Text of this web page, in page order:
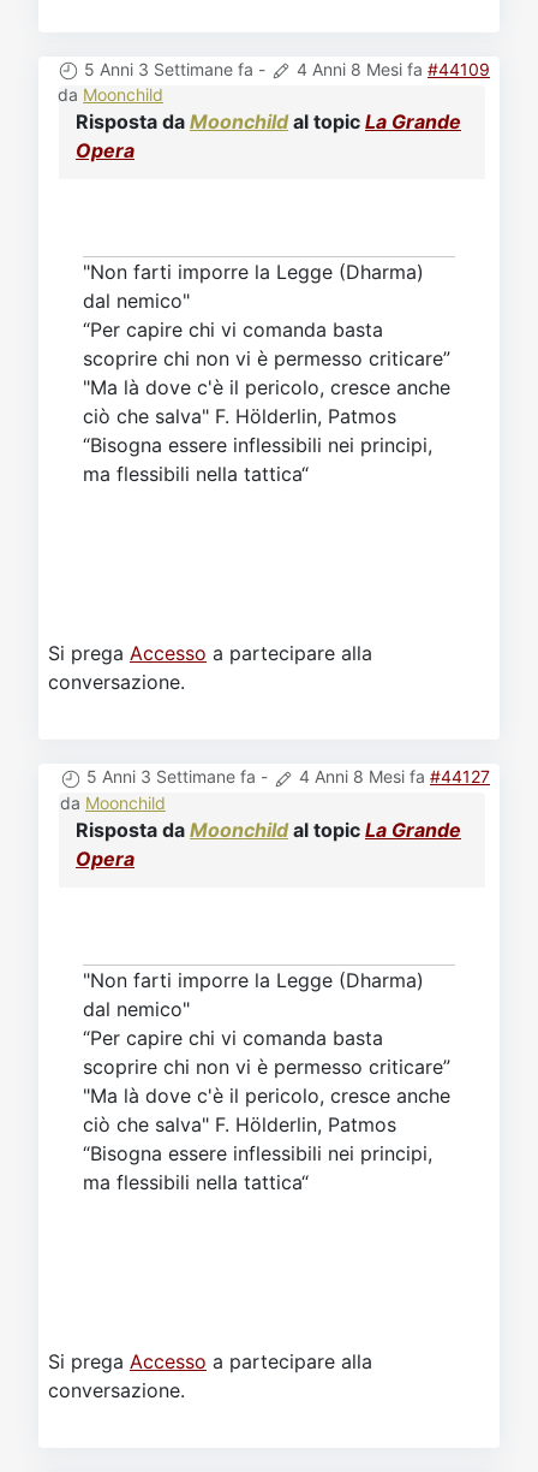
5 Anni 3 Settimane fa - 4 Anni 8 Mesi fa #44109
da Moonchild
Risposta da Moonchildal topic La Grande
Opera
"Non farti imporre la Legge (Dharma)
dal nemico"
“Per capire chi vi comanda basta
scoprire chi non vi è permesso criticare”
"Ma là dove c'è il pericolo, cresce anche
ciò che salva" F. Hölderlin, Patmos
“Bisogna essere inflessibili nei principi,
ma flessibili nella tattica“
Si prega Accesso a partecipare alla
conversazione.
5 Anni 3 Settimane fa - 4 Anni 8 Mesi fa #44127
da Moonchild
Risposta da Moonchildal topic La Grande
Opera
"Non farti imporre la Legge (Dharma)
dal nemico"
“Per capire chi vi comanda basta
scoprire chi non vi è permesso criticare”
"Ma là dove c'è il pericolo, cresce anche
ciò che salva" F. Hölderlin, Patmos
“Bisogna essere inflessibili nei principi,
ma flessibili nella tattica“
Si prega Accesso a partecipare alla
conversazione.